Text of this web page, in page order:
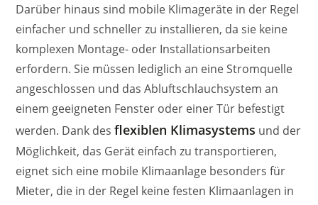
Darüber hinaus sind mobile Klimageräte in der Regel
einfacher und schneller zu installieren, da sie keine
komplexen Montage- oder Installationsarbeiten
erfordern. Sie müssen lediglich an eine Stromquelle
angeschlossen und das Abluftschlauchsystem an
einem geeigneten Fenster oder einer Tür befestigt
werden. Dank desflexiblen Klimasystems und der
Möglichkeit, das Gerät einfach zu transportieren,
eignet sich eine mobile Klimaanlage besonders für
Mieter, die in der Regel keine festen Klimaanlagen in